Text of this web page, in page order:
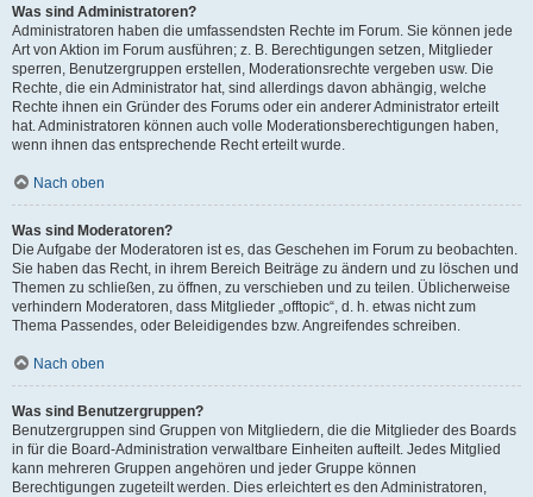
Was sind Administratoren?
Administratoren haben die umfassendsten Rechte im Forum. Sie können jede
Art von Aktion im Forum ausführen; z. B. Berechtigungen setzen, Mitglieder
sperren, Benutzergruppen erstellen, Moderationsrechte vergeben usw. Die
Rechte, die ein Administrator hat, sind allerdings davon abhängig, welche
Rechte ihnen ein Gründer des Forums oder ein anderer Administrator erteilt
hat. Administratoren können auch volle Moderationsberechtigungen haben,
wenn ihnen das entsprechende Recht erteilt wurde.
Nach oben
Was sind Moderatoren?
Die Aufgabe der Moderatoren ist es, das Geschehen im Forum zu beobachten.
Sie haben das Recht, in ihrem Bereich Beiträge zu ändern und zu löschen und
Themen zu schließen, zu öffnen, zu verschieben und zu teilen. Üblicherweise
verhindern Moderatoren, dass Mitglieder „offtopic“, d. h. etwas nicht zum
Thema Passendes, oder Beleidigendes bzw. Angreifendes schreiben.
Nach oben
Was sind Benutzergruppen?
Benutzergruppen sind Gruppen von Mitgliedern, die die Mitglieder des Boards
in für die Board-Administration verwaltbare Einheiten aufteilt. Jedes Mitglied
kann mehreren Gruppen angehören und jeder Gruppe können
Berechtigungen zugeteilt werden. Dies erleichtert es den Administratoren,